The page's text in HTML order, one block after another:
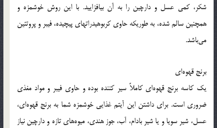
شکر، کمی عسل و دارچین را به آن بیافزایید. با این روش خوشمزه و
همچنین سالم شده، به طوریکه حاوی کربوهیدراتهای پیچیده، فیبر و پروتئین
می‌باشد.
برنج قهوه‌ای
یک کاسه برنج قهوه‌ای کاملاً سیر کننده بوده و حاوی فیبر و مواد مغذی
ضروری است. برای داشتن این آیتم غذایی خوشمزه شما به برنج قهوه‌ای،
عسل، شیر سویا و یا شیر بادام، آب، جوز هندی، میوه‌های تازه و دارچین نیاز